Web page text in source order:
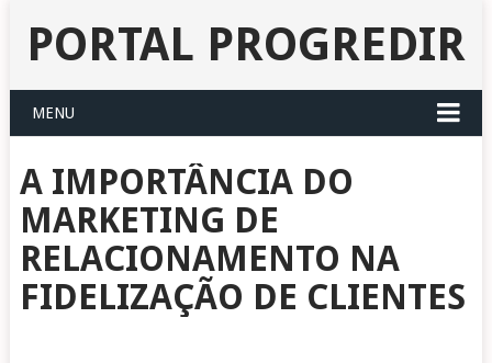
PORTAL PROGREDIR
MENU
A IMPORTÂNCIA DO
MARKETING DE
RELACIONAMENTO NA
FIDELIZAÇÃO DE CLIENTES